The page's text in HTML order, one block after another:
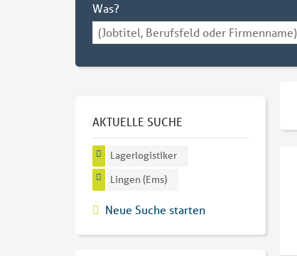
Was?
AKTUELLE SUCHE
Lagerlogistiker
Lingen (Ems)
Neue Suche starten